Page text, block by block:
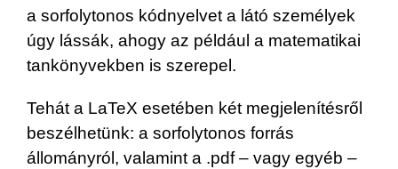
a sorfolytonos kódnyelvet a látó személyek
úgy lássák, ahogy az például a matematikai
tankönyvekben is szerepel.
Tehát a LaTeX esetében két megjelenítésről
beszélhetünk: a sorfolytonos forrás
állományról, valamint a .pdf – vagy egyéb –